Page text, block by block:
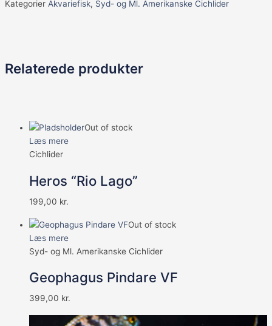
Kategorier Akvariefisk, Syd- og Ml. Amerikanske Cichlider
Relaterede produkter
Out of stock
Læs mere
Cichlider
Heros “Rio Lago”
199,00 kr.
Out of stock
Læs mere
Syd- og Ml. Amerikanske Cichlider
Geophagus Pindare VF
399,00 kr.